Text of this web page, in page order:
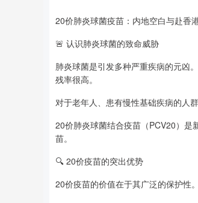
20价肺炎球菌疫苗：内地空白与赴香
🚨 认识肺炎球菌的致命威胁
肺炎球菌是引发多种严重疾病的元凶
残率很高。
对于老年人、患有慢性基础疾病的人
20价肺炎球菌结合疫苗（PCV20）是
苗。
🔍 20价疫苗的突出优势
20价疫苗的价值在于其广泛的保护性